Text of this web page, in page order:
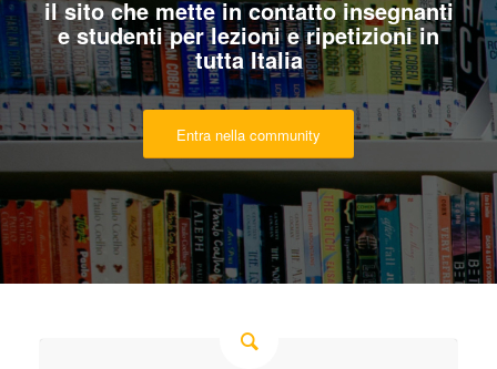
il sito che mette in contatto insegnanti
e studenti per lezioni e ripetizioni in
tutta Italia
Entra nella community